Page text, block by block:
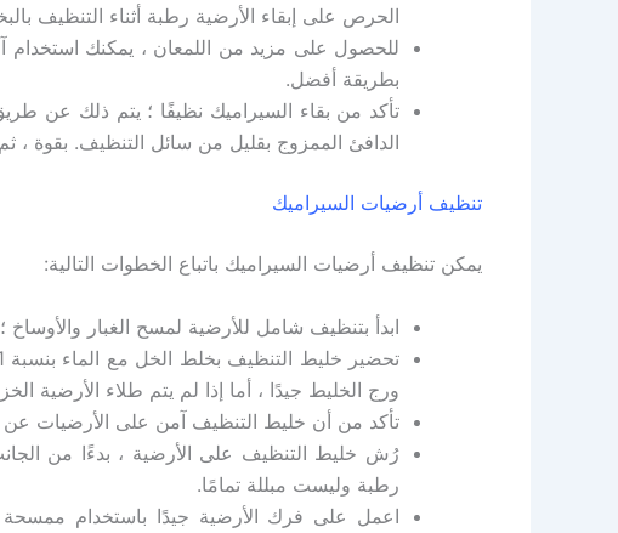
الحرص على إبقاء الأرضية رطبة أثناء التنظيف
للحصول على مزيد من اللمعان ، يمكنك استخدام
بطريقة أفضل.
تأكد من بقاء السيراميك نظيفًا ؛ يتم ذلك عن
الدافئ الممزوج بقليل من سائل التنظيف. بقوة ،
تنظيف أرضيات السيراميك
يمكن تنظيف أرضيات السيراميك باتباع الخطوات التالية:
ابدأ بتنظيف شامل للأرضية لمسح الغبار والأوساخ ؛
ورج الخليط جيدًا ، أما إذا لم يتم طلاء الأرضية
تأكد من أن خليط التنظيف آمن على الأرضيات
رُش خليط التنظيف على الأرضية ، بدءًا من
رطبة وليست مبللة تمامًا.
اعمل على فرك الأرضية جيدًا باستخدام ممسحة